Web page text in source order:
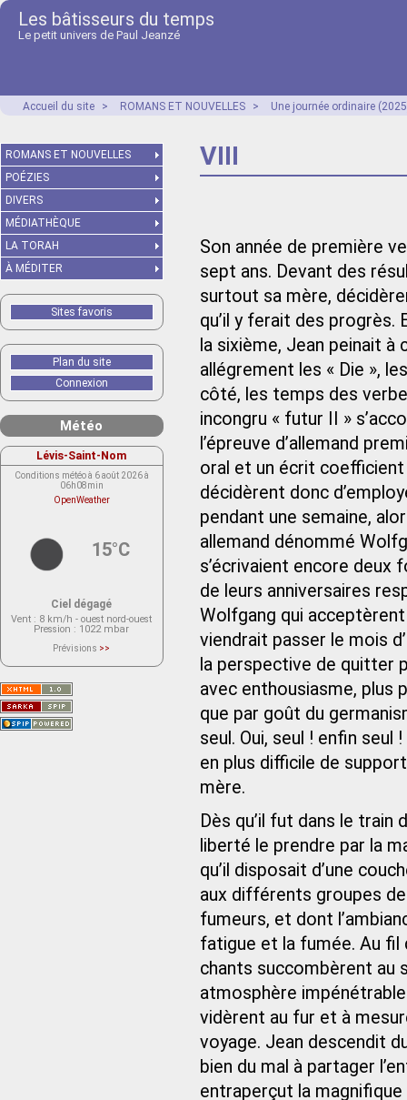
Les bâtisseurs du temps
Le petit univers de Paul Jeanzé
Accueil du site > ROMANS ET NOUVELLES > Une journée ordinaire
VIII
Son année de première
sept ans. Devant des
surtout sa mère,
qu’il y ferait des progrès.
la sixième, Jean peinait
allégrement les « Die »,
côté, les temps des
incongru « futur II »
l’épreuve d’allemand
oral et un écrit
décidèrent donc
pendant une semaine,
allemand dénommé
s’écrivaient encore deux
de leurs anniversaires
Wolfgang qui
viendrait passer le mois
la perspective de quitter
avec enthousiasme, plus
que par goût du
seul. Oui, seul ! enfin
en plus difficile de
mère.
Dès qu’il fut dans le train
liberté le prendre par la
qu’il disposait d’une
aux différents groupes
fumeurs, et dont
fatigue et la fumée. Au fil
chants succombèrent au
atmosphère
vidèrent au fur et à
voyage. Jean descendit
bien du mal à partager
entraperçut la magnifique
ROMANS ET NOUVELLES
POÉZIES
DIVERS
MÉDIATHÈQUE
LA TORAH
À MÉDITER
Sites favoris
Plan du site
Connexion
Météo
Lévis-Saint-Nom
Conditions météo à 6 août 2026 à
06h08min
OpenWeather
15°C
Ciel dégagé
Vent : 8 km/h - ouest nord-ouest
Pression : 1022 mbar
Prévisions >>
actuellement aucune prévision
Saint-Nom.
Veuillez consulter le message du
service ci-dessous.
(401 - Invalid API key. Please see
https://openweathermap.org/faq#error401